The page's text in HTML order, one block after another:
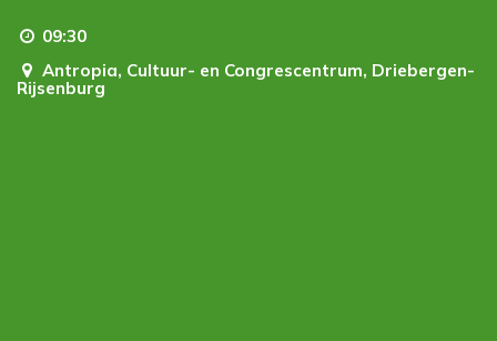
09:30
Antropia, Cultuur- en Congrescentrum, Driebergen-
Rijsenburg